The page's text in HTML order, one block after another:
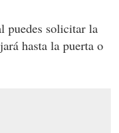
puedes solicitar la
hasta la puerta o